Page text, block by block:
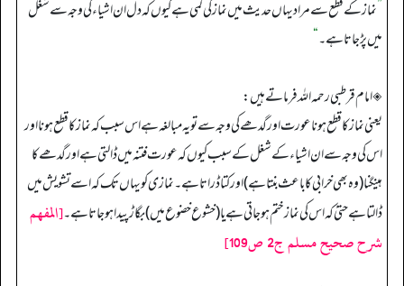
”نماز کے قطع سے مراد یہاں حدیث میں نماز کی کمی ہے کیوں کہ دل ان اشیاء کی وجہ سے شغل
میں پڑ جاتا ہے۔“
◈ امام قرطبی رحمہ اللہ فرماتے ہیں:
یعنی نماز کا قطع ہونا عورت اور گدھے کی وجہ سے تو یہ مبالغہ ہے اس سبب کہ نماز کا قطع ہونا اور
اس کی وجہ سے ان اشیاء کے شغل کے سبب کیوں کہ عورت فتنہ میں ڈالتی ہے اور گدھے کا
ہینگنا (وہ بھی خرابی کا باعث بنتا ہے) اور کتا ڈراتا ہے۔ نمازی کو یہاں تک کہ اسے تشویش میں
ڈالتا ہے حتیٰ کہ اس کی نماز ختم ہو جاتی ہے یا (خشوع خضوع میں) بگاڑ پیدا ہو جاتا ہے۔[المفهم
شرح صحيح مسلم ج2 ص109]